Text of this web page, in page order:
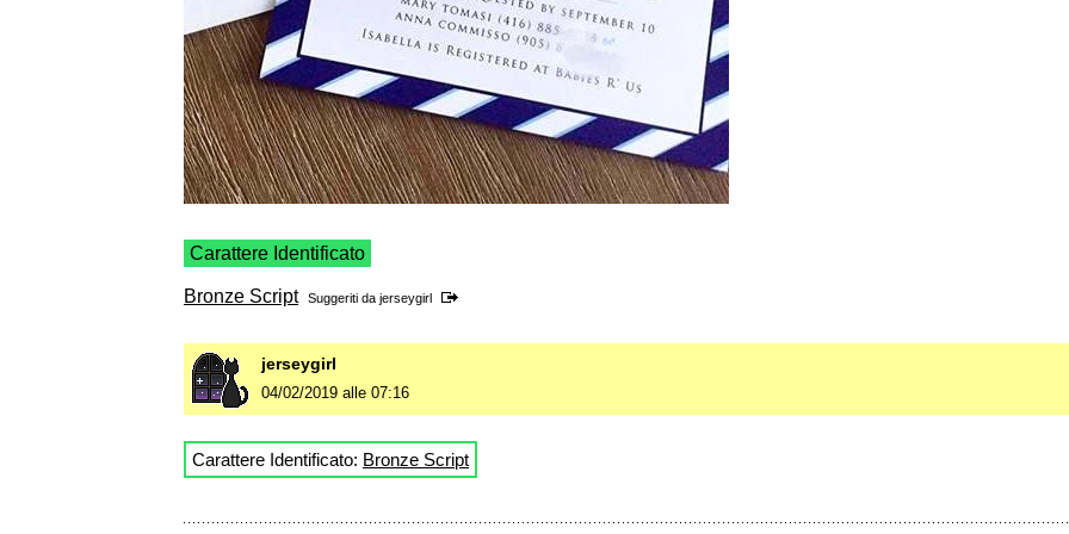
Carattere Identificato
Bronze Script Suggeriti da jerseygirl
jerseygirl
04/02/2019 alle 07:16
Carattere Identificato: Bronze Script